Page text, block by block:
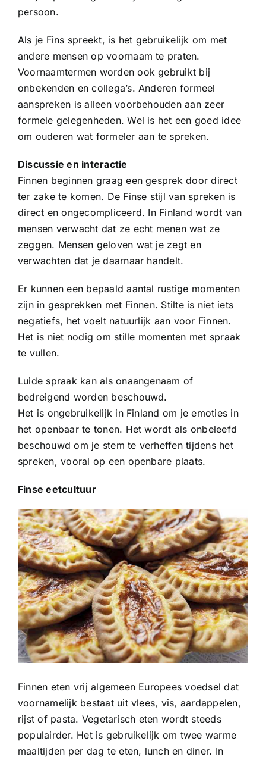
persoon.
Als je Fins spreekt, is het gebruikelijk om met
andere mensen op voornaam te praten.
Voornaamtermen worden ook gebruikt bij
onbekenden en collega’s. Anderen formeel
aanspreken is alleen voorbehouden aan zeer
formele gelegenheden. Wel is het een goed idee
om ouderen wat formeler aan te spreken.
Discussie en interactie
Finnen beginnen graag een gesprek door direct
ter zake te komen. De Finse stijl van spreken is
direct en ongecompliceerd. In Finland wordt van
mensen verwacht dat ze echt menen wat ze
zeggen. Mensen geloven wat je zegt en
verwachten dat je daarnaar handelt.
Er kunnen een bepaald aantal rustige momenten
zijn in gesprekken met Finnen. Stilte is niet iets
negatiefs, het voelt natuurlijk aan voor Finnen.
Het is niet nodig om stille momenten met spraak
te vullen.
Luide spraak kan als onaangenaam of
bedreigend worden beschouwd.
Het is ongebruikelijk in Finland om je emoties in
het openbaar te tonen. Het wordt als onbeleefd
beschouwd om je stem te verheffen tijdens het
spreken, vooral op een openbare plaats.
Finse eetcultuur
Finnen eten vrij algemeen Europees voedsel dat
voornamelijk bestaat uit vlees, vis, aardappelen,
rijst of pasta. Vegetarisch eten wordt steeds
populairder. Het is gebruikelijk om twee warme
maaltijden per dag te eten, lunch en diner. In